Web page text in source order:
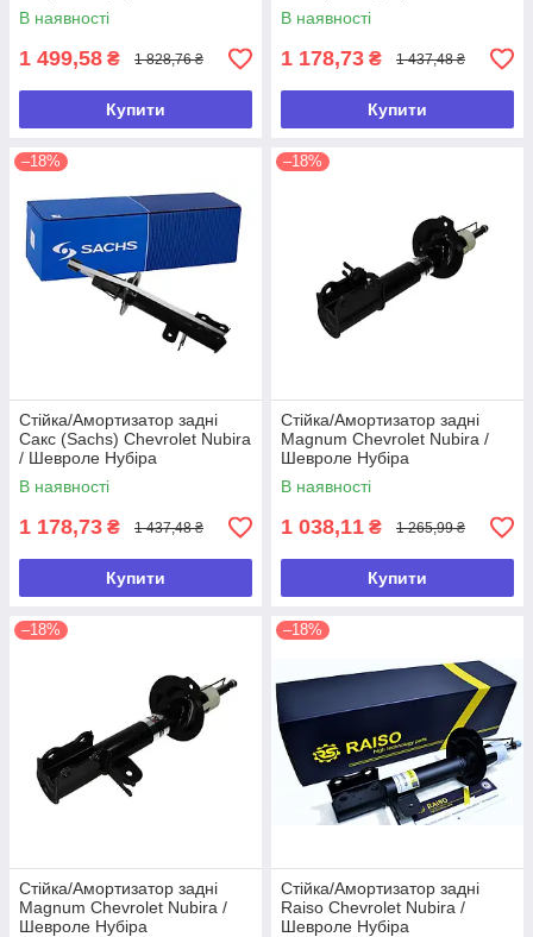
В наявності
1 499,58 ₴ 1 828,76 ₴
Купити
В наявності
1 178,73 ₴ 1 437,48 ₴
Купити
–18%
Стійка/Амортизатор задні
Сакс (Sachs) Chevrolet Nubira
/ Шевроле Нубіра
В наявності
1 178,73 ₴ 1 437,48 ₴
Купити
–18%
Стійка/Амортизатор задні
Magnum Chevrolet Nubira /
Шевроле Нубіра
В наявності
1 038,11 ₴ 1 265,99 ₴
Купити
–18%
Стійка/Амортизатор задні
Magnum Chevrolet Nubira /
Шевроле Нубіра
–18%
Стійка/Амортизатор задні
Raiso Chevrolet Nubira /
Шевроле Нубіра